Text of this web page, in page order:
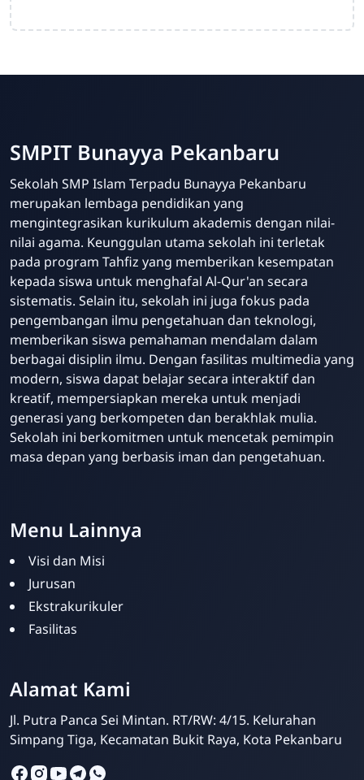
SMPIT Bunayya Pekanbaru
Sekolah SMP Islam Terpadu Bunayya Pekanbaru
merupakan lembaga pendidikan yang
mengintegrasikan kurikulum akademis dengan nilai-
nilai agama. Keunggulan utama sekolah ini terletak
pada program Tahfiz yang memberikan kesempatan
kepada siswa untuk menghafal Al-Qur'an secara
sistematis. Selain itu, sekolah ini juga fokus pada
pengembangan ilmu pengetahuan dan teknologi,
memberikan siswa pemahaman mendalam dalam
berbagai disiplin ilmu. Dengan fasilitas multimedia yang
modern, siswa dapat belajar secara interaktif dan
kreatif, mempersiapkan mereka untuk menjadi
generasi yang berkompeten dan berakhlak mulia.
Sekolah ini berkomitmen untuk mencetak pemimpin
masa depan yang berbasis iman dan pengetahuan.
Menu Lainnya
Visi dan Misi
Jurusan
Ekstrakurikuler
Fasilitas
Alamat Kami
Jl. Putra Panca Sei Mintan. RT/RW: 4/15. Kelurahan
Simpang Tiga, Kecamatan Bukit Raya, Kota Pekanbaru